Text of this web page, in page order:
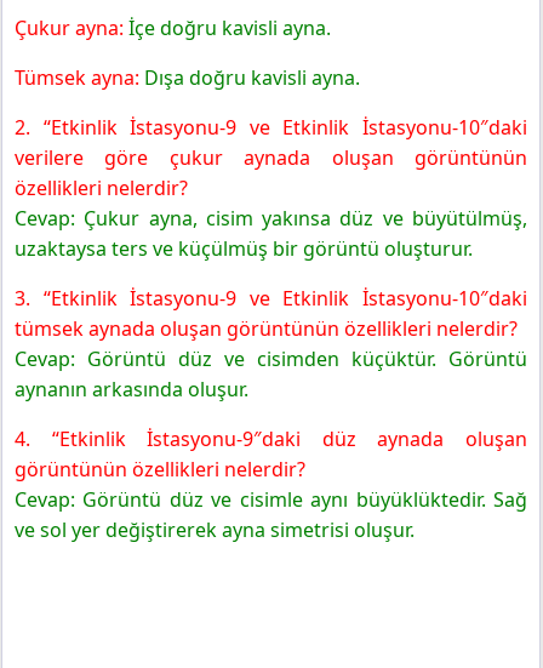
Çukur ayna: İçe doğru kavisli ayna.
Tümsek ayna: Dışa doğru kavisli ayna.
2. “Etkinlik İstasyonu-9 ve Etkinlik İstasyonu-10″daki
verilere göre çukur aynada oluşan görüntünün
özellikleri nelerdir?
Cevap: Çukur ayna, cisim yakınsa düz ve büyütülmüş,
uzaktaysa ters ve küçülmüş bir görüntü oluşturur.
3. “Etkinlik İstasyonu-9 ve Etkinlik İstasyonu-10″daki
tümsek aynada oluşan görüntünün özellikleri nelerdir?
Cevap: Görüntü düz ve cisimden küçüktür. Görüntü
aynanın arkasında oluşur.
4. “Etkinlik İstasyonu-9″daki düz aynada oluşan
görüntünün özellikleri nelerdir?
Cevap: Görüntü düz ve cisimle aynı büyüklüktedir. Sağ
ve sol yer değiştirerek ayna simetrisi oluşur.